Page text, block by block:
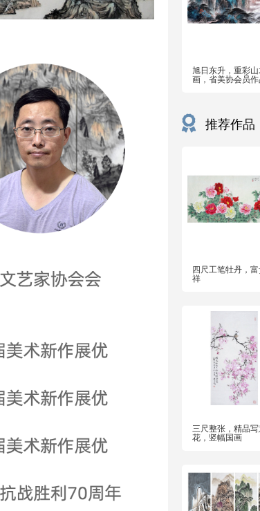
旭日东升，重彩山
画，省美协会员作
推荐作品
四尺工笔牡丹，
祥
三尺整张，精品
花，竖幅国画